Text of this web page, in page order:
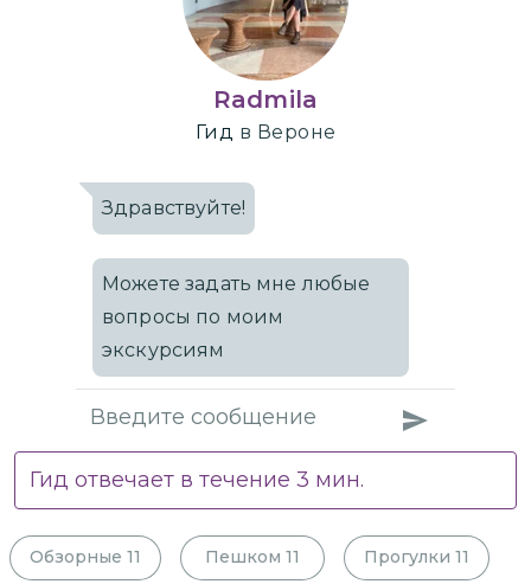
Radmila
Гид в Вероне
Здравствуйте!
Можете задать мне любые
вопросы по моим
экскурсиям
Гид отвечает в течение 3 мин.
Обзорные 11 Пешком 11 Прогулки 11